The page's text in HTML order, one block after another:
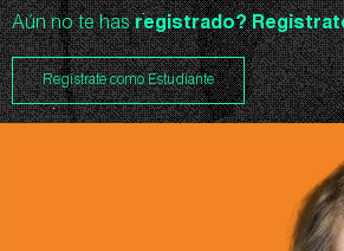
Aún no te hasregistrado?
Registrate como Estudiante